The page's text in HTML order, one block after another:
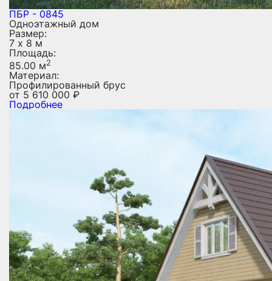
ПБР - 0845
Одноэтажный дом
Размер:
7 х 8 м
Площадь:
85.00 м2
Материал:
Профилированный брус
от 5 610 000 ₽
Подробнее